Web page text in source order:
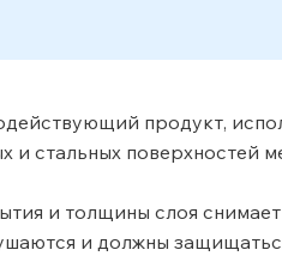
продукт,
и стальных поверхностей
и толщины слоя
и должны